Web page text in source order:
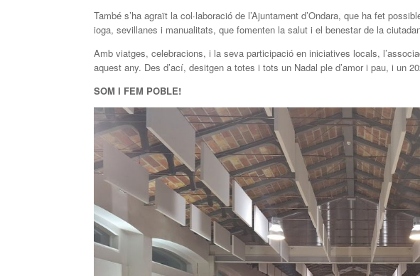
També s’ha agraït la col·laboració de l’Ajuntament d’Ondara, que ha fet
ioga, sevillanes i manualitats, que fomenten la salut i el benestar de la
Amb viatges, celebracions, i la seva participació en iniciatives locals,
aquest any. Des d’ací, desitgen a totes i tots un Nadal ple d’amor i pau, i un
SOM I FEM POBLE!